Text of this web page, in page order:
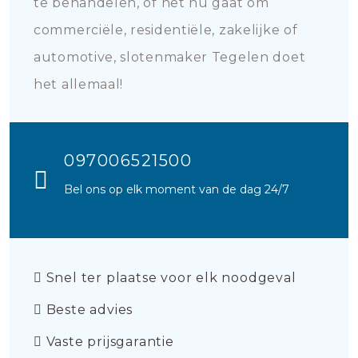
commerciële, residentiële, zakelijke of
automotive, slotenmaker Tegelen doet
het allemaal!
097006521500
Bel ons op elk moment van de dag 24/7
Snel ter plaatse voor elk noodgeval
Beste advies
Vaste prijsgarantie